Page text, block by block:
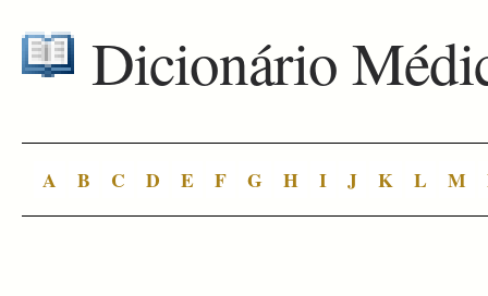
Dicionário
A B C D E F G H I J K L M